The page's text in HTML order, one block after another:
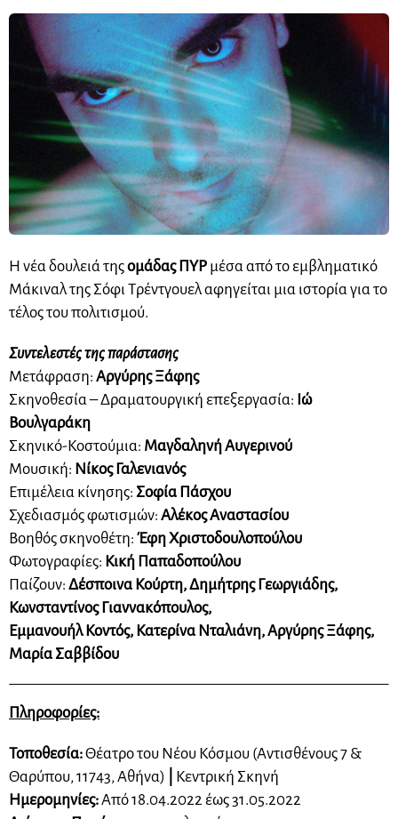
Η νέα δουλειά τηςομάδας ΠΥΡ μέσα από το εμβληματικό
Μάκιναλ της Σόφι Τρέντγουελ αφηγείται μια ιστορία για το
τέλος του πολιτισμού.
Συντελεστές της παράστασης
Μετάφραση: Αργύρης Ξάφης
Σκηνοθεσία – Δραματουργική επεξεργασία: Ιώ
Βουλγαράκη
Σκηνικό-Κοστούμια: Μαγδαληνή Αυγερινού
Μουσική: Νίκος Γαλενιανός
Επιμέλεια κίνησης: Σοφία Πάσχου
Σχεδιασμός φωτισμών: Αλέκος Αναστασίου
Βοηθός σκηνοθέτη: Έφη Χριστοδουλοπούλου
Φωτογραφίες: Κική Παπαδοπούλου
Παίζουν: Δέσποινα Κούρτη, Δημήτρης Γεωργιάδης,
Κωνσταντίνος Γιαννακόπουλος,
Εμμανουήλ Κοντός, Κατερίνα Νταλιάνη, Αργύρης Ξάφης,
Μαρία Σαββίδου
Πληροφορίες:
Τοποθεσία:Θέατρο του Νέου Κόσμου (Αντισθένους 7 &
Θαρύπου, 11743, Αθήνα)
Κεντρική Σκηνή
Ημερομηνίες:Από 18.04.2022 έως 31.05.2022